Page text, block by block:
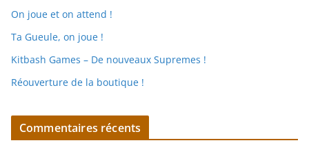
On joue et on attend !
Ta Gueule, on joue !
Kitbash Games – De nouveaux Supremes !
Réouverture de la boutique !
Commentaires récents